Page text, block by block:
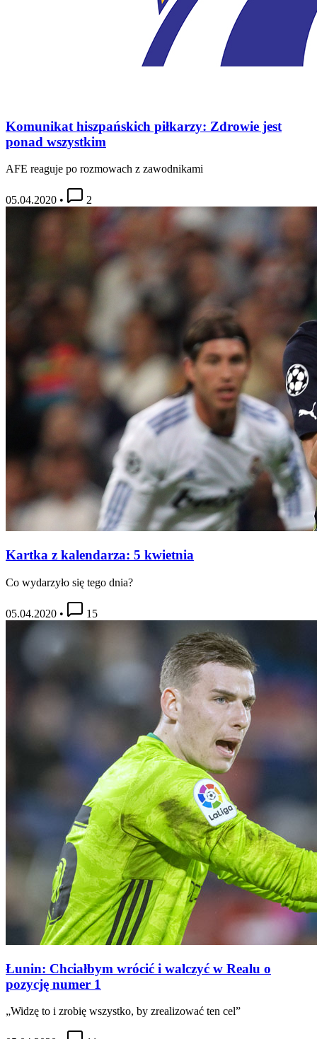
Komunikat hiszpańskich piłkarzy: Zdrowie jest
ponad wszystkim
AFE reaguje po rozmowach z zawodnikami
05.04.2020 • 2
Kartka z kalendarza: 5 kwietnia
Co wydarzyło się tego dnia?
05.04.2020 • 15
Łunin: Chciałbym wrócić i walczyć w Realu o
pozycję numer 1
„Widzę to i zrobię wszystko, by zrealizować ten cel”